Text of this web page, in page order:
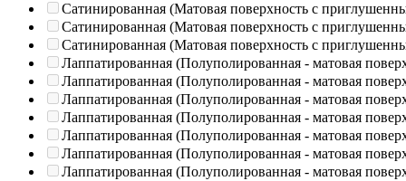
Сатинированная (Матовая поверхность с
Сатинированная (Матовая поверхность с
Сатинированная (Матовая поверхность с
Лаппатированная (Полуполированная - матовая
Лаппатированная (Полуполированная - матовая
Лаппатированная (Полуполированная - матовая
Лаппатированная (Полуполированная - матовая
Лаппатированная (Полуполированная - матовая
Лаппатированная (Полуполированная - матовая
Лаппатированная (Полуполированная - матовая